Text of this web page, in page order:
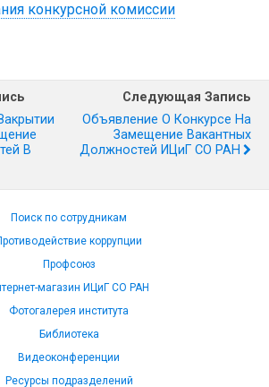
конкурсной комиссии
В
Следующая Запись
Объявление О Конкурсе На
Замещение Вакантных
Должностей ИЦиГ СО РАН
Поиск по сотрудникам
коррупции
Профсоюз
магазин ИЦиГ СО РАН
Фотогалерея института
Библиотека
Видеоконференции
Ресурсы подразделений